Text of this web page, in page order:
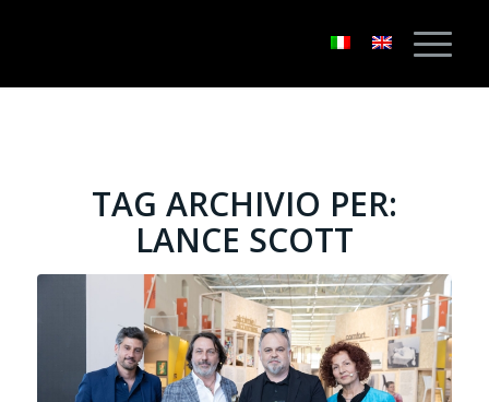
TAG ARCHIVIO PER:
LANCE SCOTT